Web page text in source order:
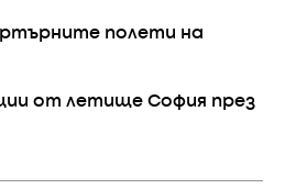
полети на
от летище София през